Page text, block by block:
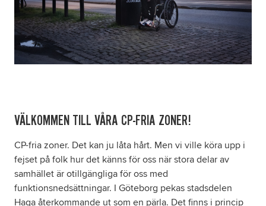
Nyheter
Ordlista
Tillgänglighetsredogörelse
GDPR
Formulär
VÄLKOMMEN TILL VÅRA CP-FRIA ZONER!
CP-fria zoner. Det kan ju låta hårt. Men vi ville köra upp i
fejset på folk hur det känns för oss när stora delar av
samhället är otillgängliga för oss med
funktionsnedsättningar. I Göteborg pekas stadsdelen
Haga återkommande ut som en pärla. Det finns i princip